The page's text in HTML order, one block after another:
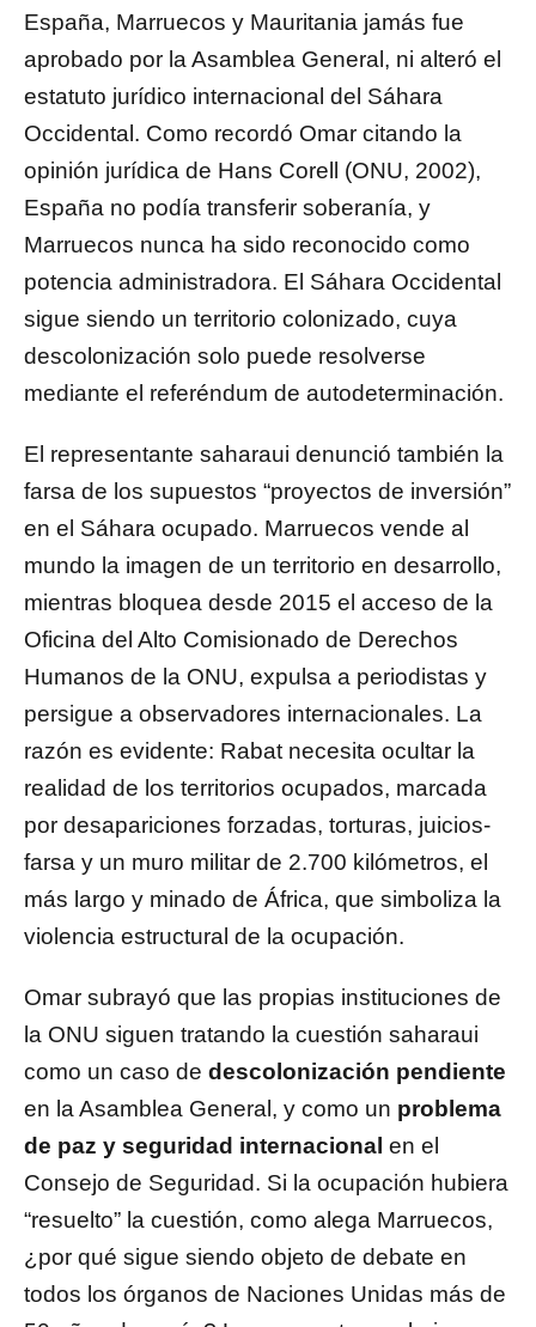
España, Marruecos y Mauritania jamás fue
aprobado por la Asamblea General, ni alteró el
estatuto jurídico internacional del Sáhara
Occidental. Como recordó Omar citando la
opinión jurídica de Hans Corell (ONU, 2002),
España no podía transferir soberanía, y
Marruecos nunca ha sido reconocido como
potencia administradora. El Sáhara Occidental
sigue siendo un territorio colonizado, cuya
descolonización solo puede resolverse
mediante el referéndum de autodeterminación.
El representante saharaui denunció también la
farsa de los supuestos “proyectos de inversión”
en el Sáhara ocupado. Marruecos vende al
mundo la imagen de un territorio en desarrollo,
mientras bloquea desde 2015 el acceso de la
Oficina del Alto Comisionado de Derechos
Humanos de la ONU, expulsa a periodistas y
persigue a observadores internacionales. La
razón es evidente: Rabat necesita ocultar la
realidad de los territorios ocupados, marcada
por desapariciones forzadas, torturas, juicios-
farsa y un muro militar de 2.700 kilómetros, el
más largo y minado de África, que simboliza la
violencia estructural de la ocupación.
Omar subrayó que las propias instituciones de
la ONU siguen tratando la cuestión saharaui
como un caso de descolonización pendiente
en la Asamblea General, y como un problema
de paz y seguridad internacional en el
Consejo de Seguridad. Si la ocupación hubiera
“resuelto” la cuestión, como alega Marruecos,
¿por qué sigue siendo objeto de debate en
todos los órganos de Naciones Unidas más de